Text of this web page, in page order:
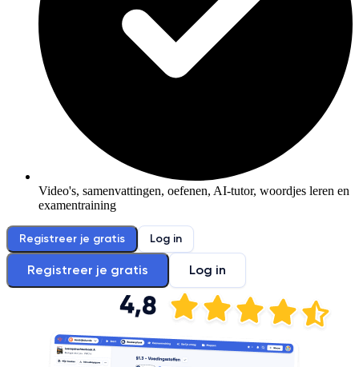
Video's, samenvattingen, oefenen, AI-tutor, woordjes leren en
examentraining
Registreer je gratis Log in
Registreer je gratis Log in